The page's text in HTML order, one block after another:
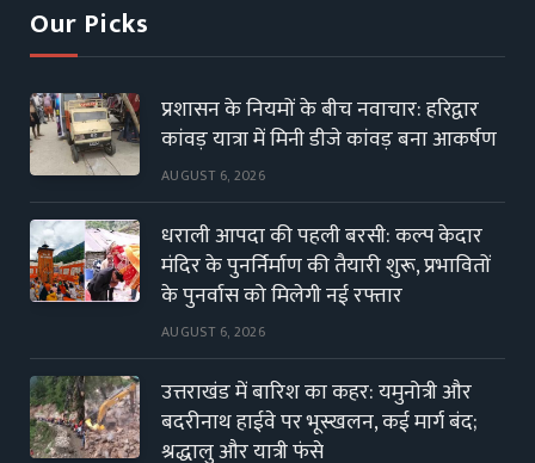
Our Picks
प्रशासन के नियमों के बीच नवाचार: हरिद्वार
कांवड़ यात्रा में मिनी डीजे कांवड़ बना आकर्षण
AUGUST 6, 2026
धराली आपदा की पहली बरसी: कल्प केदार
मंदिर के पुनर्निर्माण की तैयारी शुरू, प्रभावितों
के पुनर्वास को मिलेगी नई रफ्तार
AUGUST 6, 2026
उत्तराखंड में बारिश का कहर: यमुनोत्री और
बदरीनाथ हाईवे पर भूस्खलन, कई मार्ग बंद;
श्रद्धालु और यात्री फंसे